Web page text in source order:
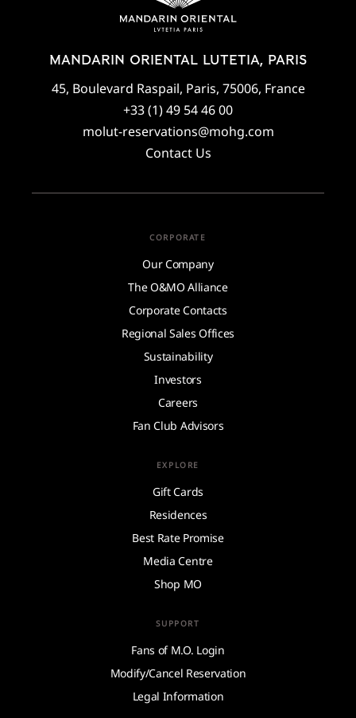
MANDARIN ORIENTAL LUTETIA, PARIS
45, Boulevard Raspail, Paris, 75006, France
+33 (1) 49 54 46 00
molut-reservations@mohg.com
Contact Us
CORPORATE
Our Company
The O&MO Alliance
Corporate Contacts
Regional Sales Offices
Sustainability
Investors
Careers
Fan Club Advisors
EXPLORE
Gift Cards
Residences
Best Rate Promise
Media Centre
Shop MO
SUPPORT
Fans of M.O. Login
Modify/Cancel Reservation
Legal Information